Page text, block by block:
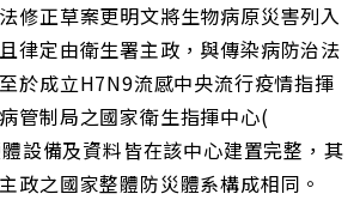
修正草案更明文將生物病原災害列入
律定由衛生署主政，與傳染病防治法
於成立H7N9流感中央流行疫情指揮
管制局之國家衛生指揮中心(
設備及資料皆在該中心建置完整，其
政之國家整體防災體系構成相同。